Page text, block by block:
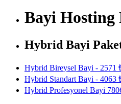
Bayi Hosting
Hybrid Bayi
Hybrid Bireysel Bayi - 2571
Hybrid Standart Bayi - 4063
Hybrid Profesyonel Bayi